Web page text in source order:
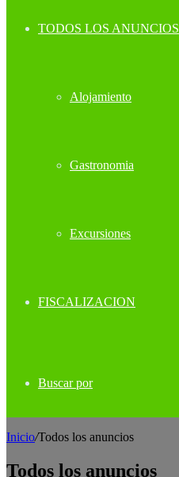
TODOS LOS ANUNCIOS
Alojamiento
Gastronomia
Excursiones
FISCALIZACION
Buscar por
Inicio/Todos los anuncios
Todos los anuncios